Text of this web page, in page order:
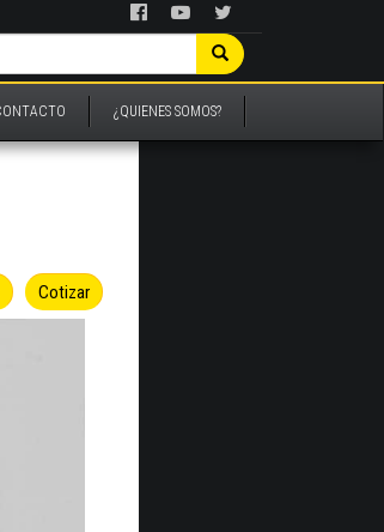
¿QUIENES SOMOS?
Cotizar